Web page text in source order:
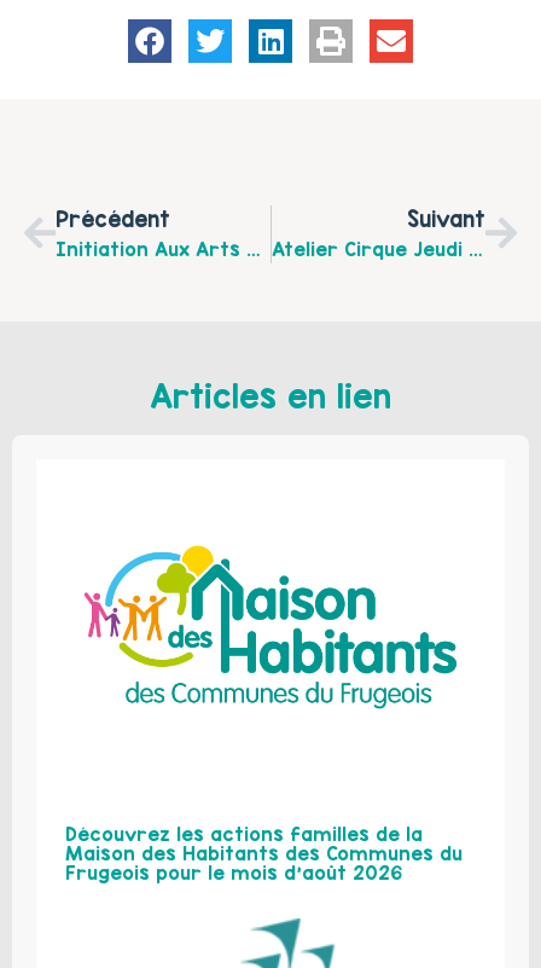
Précédent
Initiation Aux Arts Du Cirque Du Mardi 4 Au Samedi 8 Août 2015 À Bezinghem Organisée Par Le Centre Socioculturel Intercommunal Du Canton D’Hucqueliers.
Suivant
Atelier Cirque Jeudi 16 Juillet 2015 À 10 H À Guigny
Articles en lien
Découvrez les actions familles de la
Maison des Habitants des Communes du
Frugeois pour le mois d’août 2026